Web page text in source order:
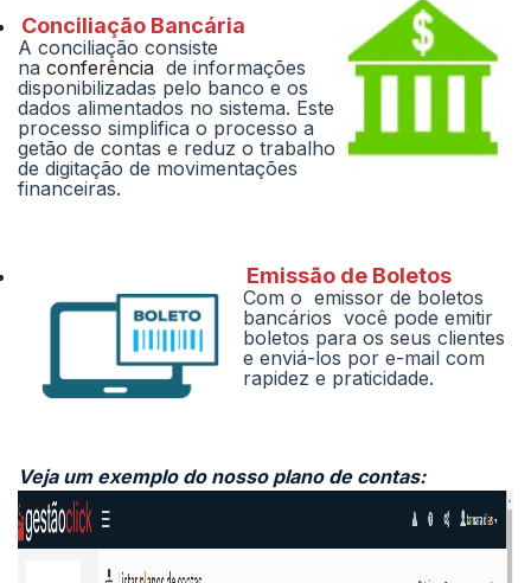
Conciliação Bancária
A conciliação consiste
na conferência de informações
disponibilizadas pelo banco e os
dados alimentados no sistema. Este
processo simplifica o processo a
getão de contas e reduz o trabalho
de digitação de movimentações
financeiras.
Emissão de Boletos
Com o emissor de boletos
bancários você pode emitir
boletos para os seus clientes
e enviá-los por e-mail com
rapidez e praticidade.
Veja um exemplo do nosso plano de contas: